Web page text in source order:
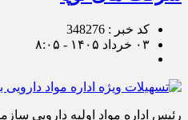
کد خبر : 348276
۰۳ خرداد ۱۴۰۵ - ۸:۰۵
رئیس اداره مواد اولیه دارویی